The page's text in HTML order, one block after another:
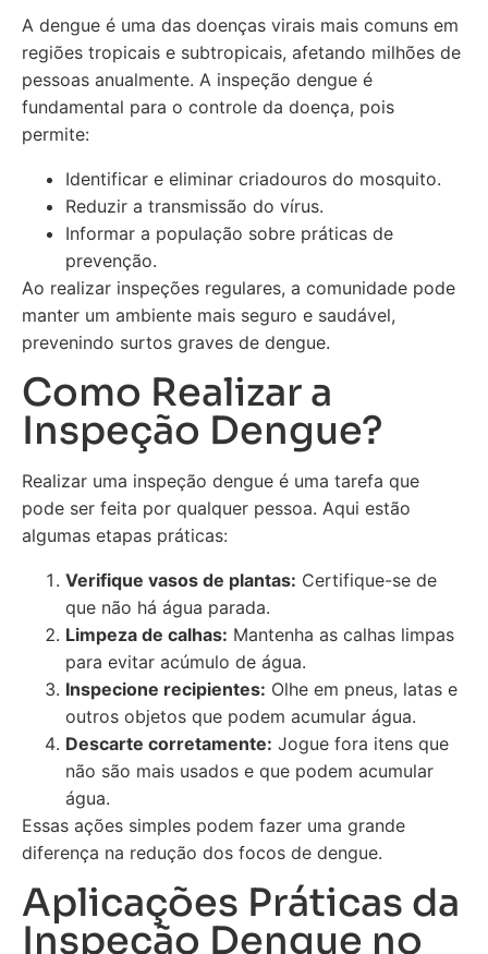
A dengue é uma das doenças virais mais comuns em
regiões tropicais e subtropicais, afetando milhões de
pessoas anualmente. A inspeção dengue é
fundamental para o controle da doença, pois
permite:
Identificar e eliminar criadouros do mosquito.
Reduzir a transmissão do vírus.
Informar a população sobre práticas de
prevenção.
Ao realizar inspeções regulares, a comunidade pode
manter um ambiente mais seguro e saudável,
prevenindo surtos graves de dengue.
Como Realizar a
Inspeção Dengue?
Realizar uma inspeção dengue é uma tarefa que
pode ser feita por qualquer pessoa. Aqui estão
algumas etapas práticas:
Verifique vasos de plantas: Certifique-se de
que não há água parada.
Limpeza de calhas: Mantenha as calhas limpas
para evitar acúmulo de água.
Inspecione recipientes: Olhe em pneus, latas e
outros objetos que podem acumular água.
Descarte corretamente: Jogue fora itens que
não são mais usados e que podem acumular
água.
Essas ações simples podem fazer uma grande
diferença na redução dos focos de dengue.
Aplicações Práticas da
Inspeção Dengue no